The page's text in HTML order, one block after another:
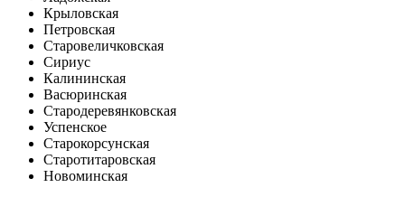
Крыловская
Петровская
Старовеличковская
Сириус
Калининская
Васюринская
Стародеревянковская
Успенское
Старокорсунская
Старотитаровская
Новоминская